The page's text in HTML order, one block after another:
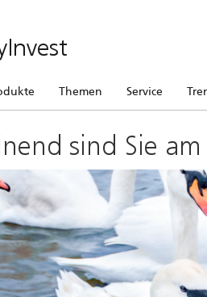
Themen Service
sind Sie